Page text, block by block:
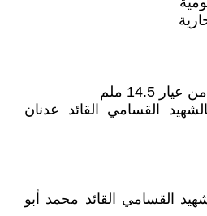
14.5 ملم
القسامي القائد عدنان
القسامي القائد محمد أبو